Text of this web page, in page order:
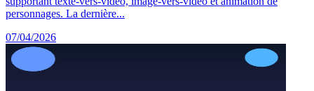
personnages. La dernière...
07/04/2026